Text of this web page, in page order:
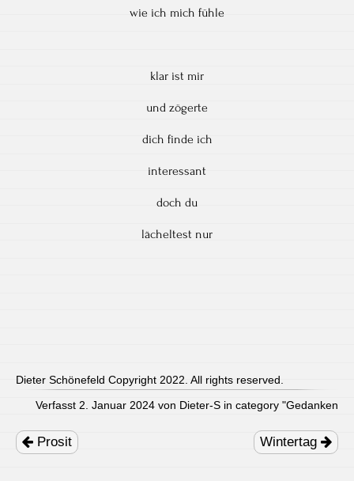
wie ich mich fühle
klar ist mir
und zögerte
dich finde ich
interessant
doch du
lächeltest nur
Dieter Schönefeld Copyright 2022. All rights reserved.
Verfasst 2. Januar 2024 von Dieter-S in category "Gedanken
navigation
Prosit Wintertag